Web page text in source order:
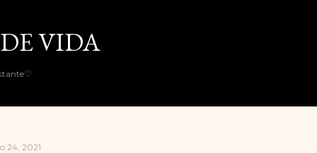
VIDA
24, 2021